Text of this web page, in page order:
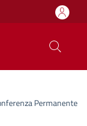
Permanente